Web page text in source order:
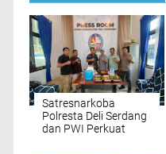
Satresnarkoba
Polresta Deli Serdang
dan PWI Perkuat